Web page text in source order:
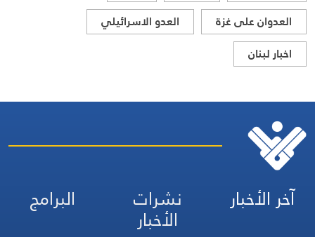
العدوان على غزة
العدو الاسرائيلي
اخبار لبنان
آخر الأخبار نشرات
الأخبار
البرامج